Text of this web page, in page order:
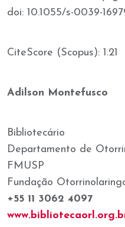
doi: 10.1055/s-0039-
CiteScore (Scopus): 1.21
Adilson Montefusco
Bibliotecário
Departamento de
FMUSP
Fundação
+55 11 3062 4097